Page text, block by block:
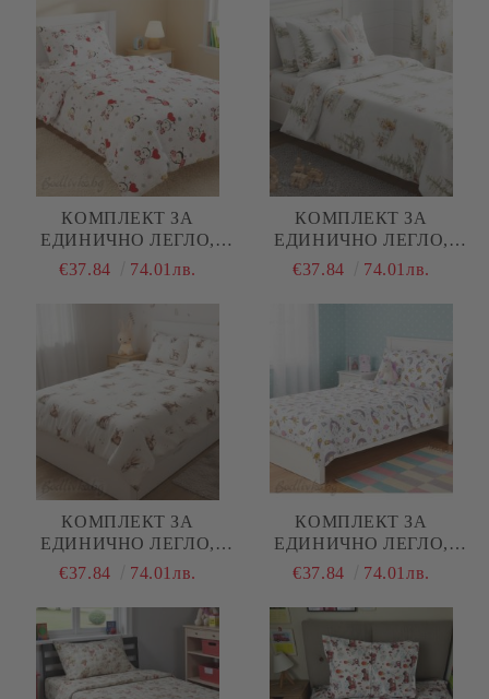
КОМПЛЕКТ ЗА
ЕДИНИЧНО ЛЕГЛО,
КАЛИНКИ, 100%
(ПОПЛИН), 3 ЧАСТИ
€37.84 74.01лв.
КОМПЛЕКТ ЗА
ЕДИНИЧНО ЛЕГЛО,
ЗАЙЧЕТА В ГОРАТА,
ПАМУК (ПОПЛИН), 3
€37.84 74.01лв.
КОМПЛЕКТ ЗА
ЕДИНИЧНО ЛЕГЛО,
СЪРНИЧКИ, 100%
(ПОПЛИН), 3 ЧАСТИ
€37.84 74.01лв.
КОМПЛЕКТ ЗА
ЕДИНИЧНО ЛЕГЛО,
ВРЕМЕ ЗА ПРИНЦЕСИ,
ПАМУК (ПОПЛИН), 3
€37.84 74.01лв.